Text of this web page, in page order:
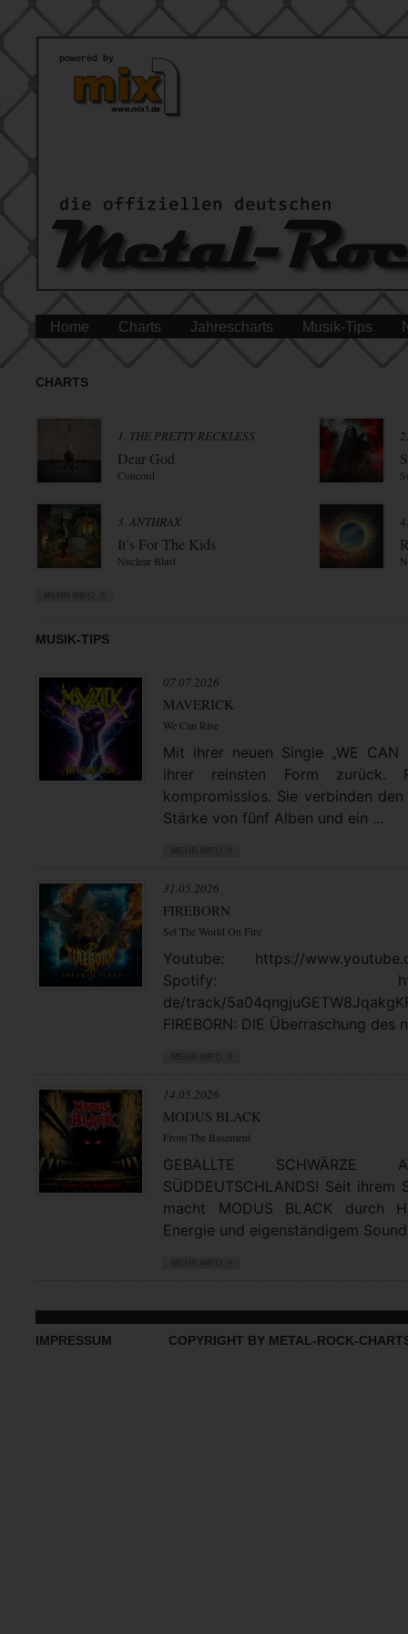
Home Charts Jahrescharts Musik-Tips
CHARTS
1. THE PRETTY RECKLESS
Dear God
Concord
3. ANTHRAX
It’s For The Kids
Nuclear Blast
MUSIK-TIPS
07.07.2026
MAVERICK
We Can Rise
Mit ihrer neuen Single „WE CAN
ihrer reinsten Form zurück.
kompromisslos. Sie verbinden
Stärke von fünf Alben und ein ...
31.05.2026
FIREBORN
Set The World On Fire
Youtube: https://
Spotify: https://
de/track/
FIREBORN: DIE Überraschung des
14.05.2026
MODUS BLACK
From The Basement
GEBALLTE
SÜDDEUTSCHLANDS! Seit
macht MODUS BLACK durch
Energie und eigenständigem
IMPRESSUM COPYRIGHT BY METAL-ROCK-